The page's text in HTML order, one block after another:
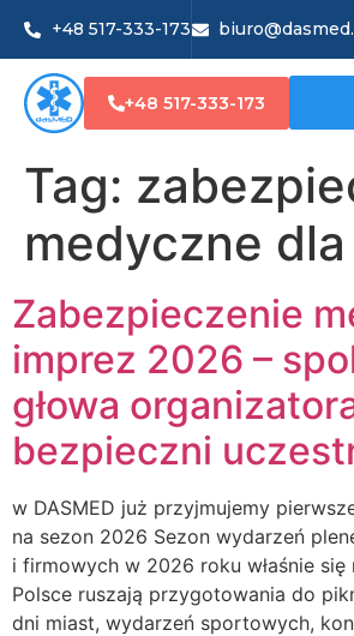
+48 517-333-173
+48 517-333-173
Tag:
medyczne
Zabezpieczenie
imprez 2026 –
głowa
bezpieczni
w DASMED już przyjmujemy
na sezon 2026 Sezon wydarzeń
i firmowych w 2026 roku właśnie się
Polsce ruszają przygotowania do
dni miast, wydarzeń sportowych,